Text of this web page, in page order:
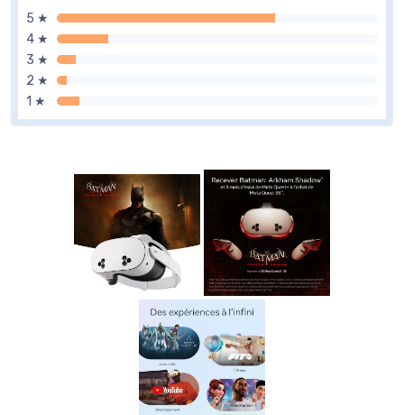
5 ★
4 ★
3 ★
2 ★
1 ★